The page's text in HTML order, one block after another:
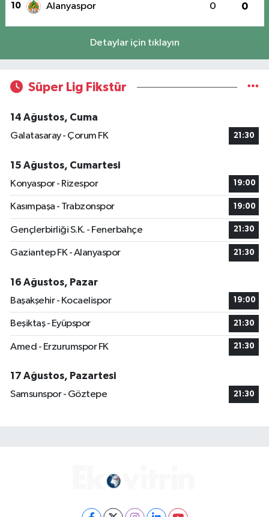
10 Alanyaspor 0 0
Detaylar için tıklayın
Süper Lig Fikstür
14 Ağustos, Cuma
Galatasaray - Çorum FK
21:30
15 Ağustos, Cumartesi
Konyaspor - Rizespor
19:00
Kasımpaşa - Trabzonspor 19:00
Gençlerbirliği S.K. - Fenerbahçe 21:30
Gaziantep FK - Alanyaspor 21:30
16 Ağustos, Pazar
Başakşehir - Kocaelispor
19:00
Beşiktaş - Eyüpspor 21:30
Amed - Erzurumspor FK 21:30
17 Ağustos, Pazartesi
Samsunspor - Göztepe
21:30